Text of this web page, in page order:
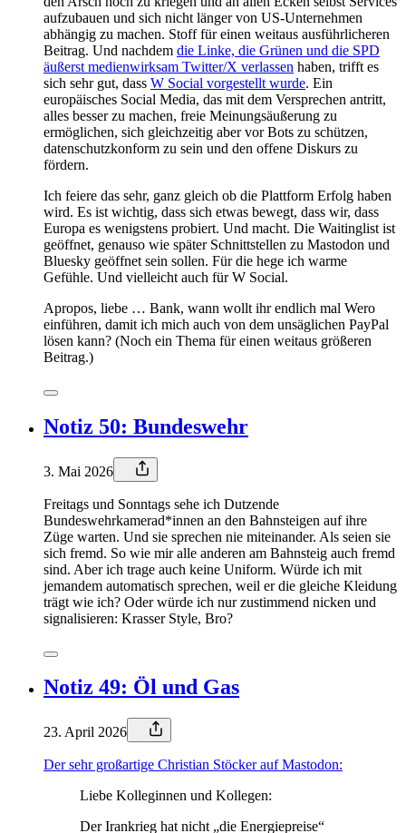
aufzubauen und sich nicht länger von US-Unternehmen
abhängig zu machen. Stoff für einen weitaus ausführlicheren
Beitrag. Und nachdem die Linke, die Grünen und die SPD
äußerst medienwirksam Twitter/X verlassen haben, trifft es
sich sehr gut, dass W Social vorgestellt wurde. Ein
europäisches Social Media, das mit dem Versprechen antritt,
alles besser zu machen, freie Meinungsäußerung zu
ermöglichen, sich gleichzeitig aber vor Bots zu schützen,
datenschutzkonform zu sein und den offene Diskurs zu
fördern.
Ich feiere das sehr, ganz gleich ob die Plattform Erfolg haben
wird. Es ist wichtig, dass sich etwas bewegt, dass wir, dass
Europa es wenigstens probiert. Und macht. Die Waitinglist ist
geöffnet, genauso wie später Schnittstellen zu Mastodon und
Bluesky geöffnet sein sollen. Für die hege ich warme
Gefühle. Und vielleicht auch für W Social.
Apropos, liebe … Bank, wann wollt ihr endlich mal Wero
einführen, damit ich mich auch von dem unsäglichen PayPal
lösen kann? (Noch ein Thema für einen weitaus größeren
Beitrag.)
Notiz 50: Bundeswehr
3. Mai 2026
Freitags und Sonntags sehe ich Dutzende
Bundeswehrkamerad*innen an den Bahnsteigen auf ihre
Züge warten. Und sie sprechen nie miteinander. Als seien sie
sich fremd. So wie mir alle anderen am Bahnsteig auch fremd
sind. Aber ich trage auch keine Uniform. Würde ich mit
jemandem automatisch sprechen, weil er die gleiche Kleidung
trägt wie ich? Oder würde ich nur zustimmend nicken und
signalisieren: Krasser Style, Bro?
Notiz 49: Öl und Gas
23. April 2026
Der sehr großartige Christian Stöcker auf Mastodon:
Liebe Kolleginnen und Kollegen:
Der Irankrieg hat nicht „die Energiepreise“